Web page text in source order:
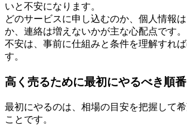
いと不安になります。
どのサービスに申し込むのか、個人情報
か、連絡は増えないかが主な心配点です。
不安は、事前に仕組みと条件を理解すれ
す。
高く売るために最初にやるべき順番
最初にやるのは、相場の目安を把握して
ことです。